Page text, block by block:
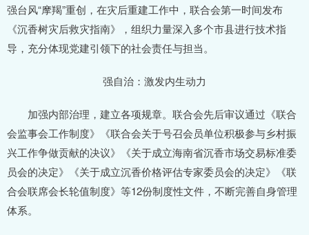
强台风“摩羯”重创，在灾后重建工作中，联合会第一时间发布
《沉香树灾后救灾指南》，组织力量深入多个市县进行技术指
导，充分体现党建引领下的社会责任与担当。
强自治：激发内生动力
加强内部治理，建立各项规章。联合会先后审议通过《联合
会监事会工作制度》《联合会关于号召会员单位积极参与乡村振
兴工作争做贡献的决议》《关于成立海南省沉香市场交易标准委
员会的决定》《关于成立沉香价格评估专家委员会的决定》《联
合会联席会长轮值制度》等12份制度性文件，不断完善自身管理
体系。